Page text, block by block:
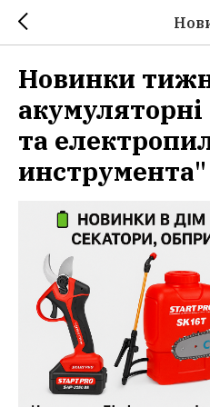
Новинки
та
инструмента"